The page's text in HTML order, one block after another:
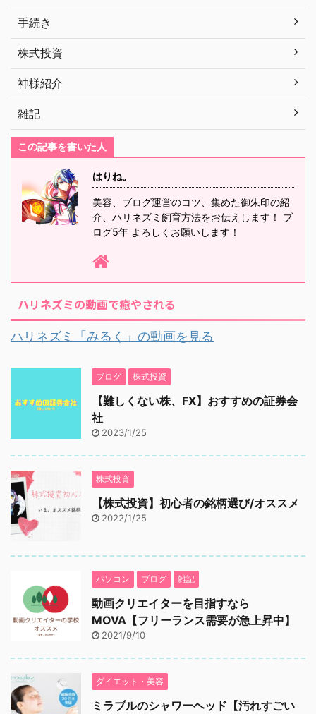
手続き
株式投資
神様紹介
雑記
この記事を書いた人
はりね。
美容、ブログ運営のコツ、集めた御朱印の紹
介、ハリネズミ飼育方法をお伝えします！ ブ
ログ5年 よろしくお願いします！
ハリネズミの動画で癒やされる
ハリネズミ「みるく」の動画を見る
ブログ 株式投資
【難しくない株、FX】おすすめの証券会
社
2023/1/25
株式投資
【株式投資】初心者の銘柄選び/オススメ
2022/1/25
パソコン ブログ 雑記
動画クリエイターを目指すなら
MOVA【フリーランス需要が急上昇中】
2021/9/10
ダイエット・美容
ミラブルのシャワーヘッド【汚れすごい